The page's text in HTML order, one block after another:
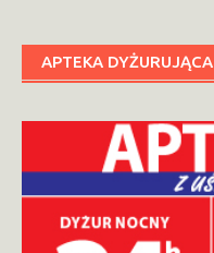
APTEKA DYŻURUJĄCA